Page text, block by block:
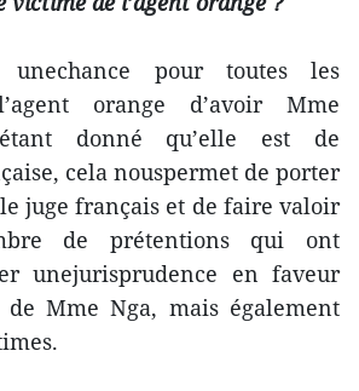
unechance pour toutes les
orange d’avoir Mme
donné qu’elle est de
cela nouspermet de porter
juge français et de faire valoir
de prétentions qui ont
unejurisprudence en faveur
Mme Nga, mais également